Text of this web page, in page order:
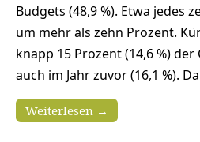
Budgets (48,9 %). Etwa jedes
um mehr als zehn Prozent.
knapp 15 Prozent (14,6 %)
auch im Jahr zuvor (16,1 %).
Weiterlesen →